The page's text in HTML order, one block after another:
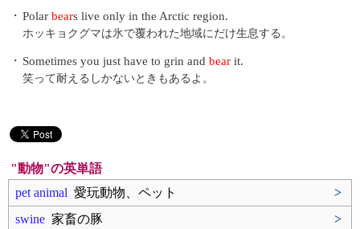
・ Polar bears live only in the Arctic region.
ホッキョクグマは氷で覆われた地域にだけ生息する。
・ Sometimes you just have to grin and bear it.
笑って耐えるしかないときもあるよ。
"動物"の英単語
pet animal 愛玩動物、ペット
>
swine 家畜の豚
>